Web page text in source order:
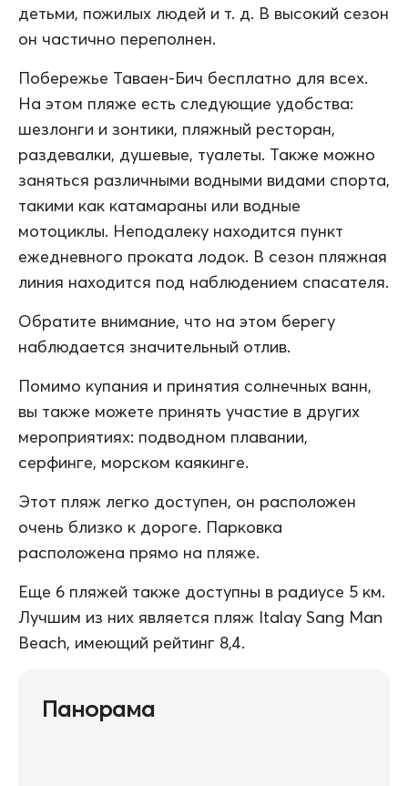
детьми, пожилых людей и т. д. В высокий сезон
он частично переполнен.
Побережье Таваен-Бич бесплатно для всех.
На этом пляже есть следующие удобства:
шезлонги и зонтики, пляжный ресторан,
раздевалки, душевые, туалеты. Также можно
заняться различными водными видами спорта,
такими как катамараны или водные
мотоциклы. Неподалеку находится пункт
ежедневного проката лодок. В сезон пляжная
линия находится под наблюдением спасателя.
Обратите внимание, что на этом берегу
наблюдается значительный отлив.
Помимо купания и принятия солнечных ванн,
вы также можете принять участие в других
мероприятиях: подводном плавании,
серфинге, морском каякинге.
Этот пляж легко доступен, он расположен
очень близко к дороге. Парковка
расположена прямо на пляже.
Еще 6 пляжей также доступны в радиусе 5 км.
Лучшим из них является пляж Italay Sang Man
Beach, имеющий рейтинг 8,4.
Панорама